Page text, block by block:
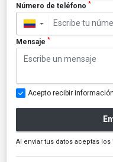
Número de teléfono *
▼
Mensaje *
Acepto recibir
Al enviar tus datos aceptas los